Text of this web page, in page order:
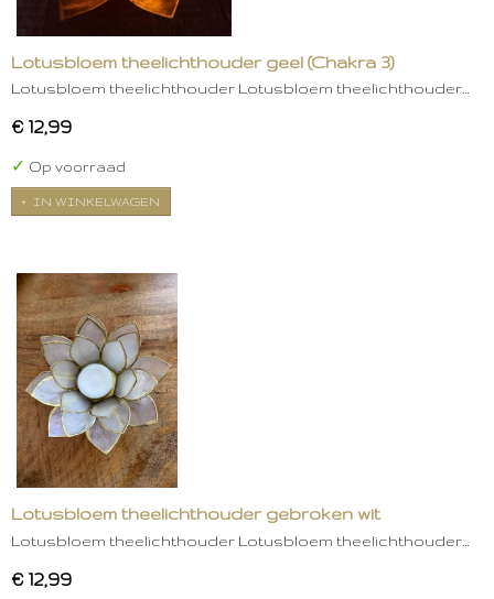
Lotusbloem theelichthouder geel (Chakra 3)
Lotusbloem theelichthouder Lotusbloem theelichthouder…
€ 12,99
✓ Op voorraad
IN WINKELWAGEN
Lotusbloem theelichthouder gebroken wit
Lotusbloem theelichthouder Lotusbloem theelichthouder…
€ 12,99